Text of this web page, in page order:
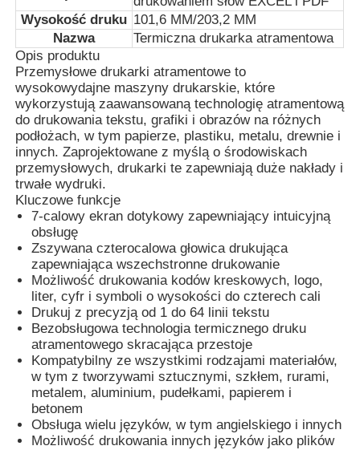
Produkty
O nas
Wycieczka po fabryce
Kontrola jakości
Skontaktuj się z nami
Aktualności
Poprosić o wycenę
Maszyna do znakowania laserem światłowodowym
Przenośna maszyna do oznakowania laserowego
Wysokość druku 101,6 MM/203,2 MM
Nazwa
Termiczna drukarka atramentowa
Opis produktu
Przemysłowe drukarki atramentowe to
wysokowydajne maszyny drukarskie, które
wykorzystują zaawansowaną technologię atramentową
do drukowania tekstu, grafiki i obrazów na różnych
podłożach, w tym papierze, plastiku, metalu, drewnie i
innych. Zaprojektowane z myślą o środowiskach
przemysłowych, drukarki te zapewniają duże nakłady i
trwałe wydruki.
Kluczowe funkcje
7-calowy ekran dotykowy zapewniający intuicyjną
obsługę
Zszywana czterocalowa głowica drukująca
zapewniająca wszechstronne drukowanie
Możliwość drukowania kodów kreskowych, logo,
liter, cyfr i symboli o wysokości do czterech cali
Drukuj z precyzją od 1 do 64 linii tekstu
Bezobsługowa technologia termicznego druku
atramentowego skracająca przestoje
Kompatybilny ze wszystkimi rodzajami materiałów,
w tym z tworzywami sztucznymi, szkłem, rurami,
metalem, aluminium, pudełkami, papierem i
betonem
Obsługa wielu języków, w tym angielskiego i innych
Możliwość drukowania innych języków jako plików